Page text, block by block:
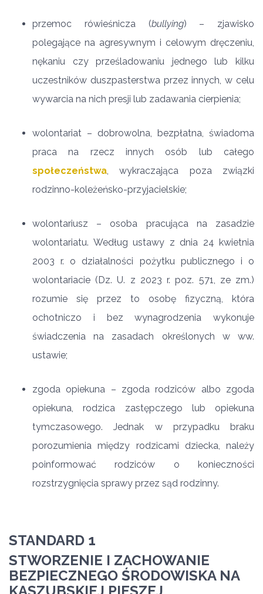
przemoc rówieśnicza (bullying) – zjawisko
polegające na agresywnym i celowym dręczeniu,
nękaniu czy prześladowaniu jednego lub kilku
uczestników duszpasterstwa przez innych, w celu
wywarcia na nich presji lub zadawania cierpienia;
wolontariat – dobrowolna, bezpłatna, świadoma
praca na rzecz innych osób lub całego
społeczeństwa, wykraczająca poza związki
rodzinno-koleżeńsko-przyjacielskie;
wolontariusz – osoba pracująca na zasadzie
wolontariatu. Według ustawy z dnia 24 kwietnia
2003 r. o działalności pożytku publicznego i o
wolontariacie (Dz. U. z 2023 r. poz. 571, ze zm.)
rozumie się przez to osobę fizyczną, która
ochotniczo i bez wynagrodzenia wykonuje
świadczenia na zasadach określonych w ww.
ustawie;
zgoda opiekuna – zgoda rodziców albo zgoda
opiekuna, rodzica zastępczego lub opiekuna
tymczasowego. Jednak w przypadku braku
porozumienia między rodzicami dziecka, należy
poinformować rodziców o konieczności
rozstrzygnięcia sprawy przez sąd rodzinny.
STANDARD 1
STWORZENIE I ZACHOWANIE
BEZPIECZNEGO ŚRODOWISKA NA